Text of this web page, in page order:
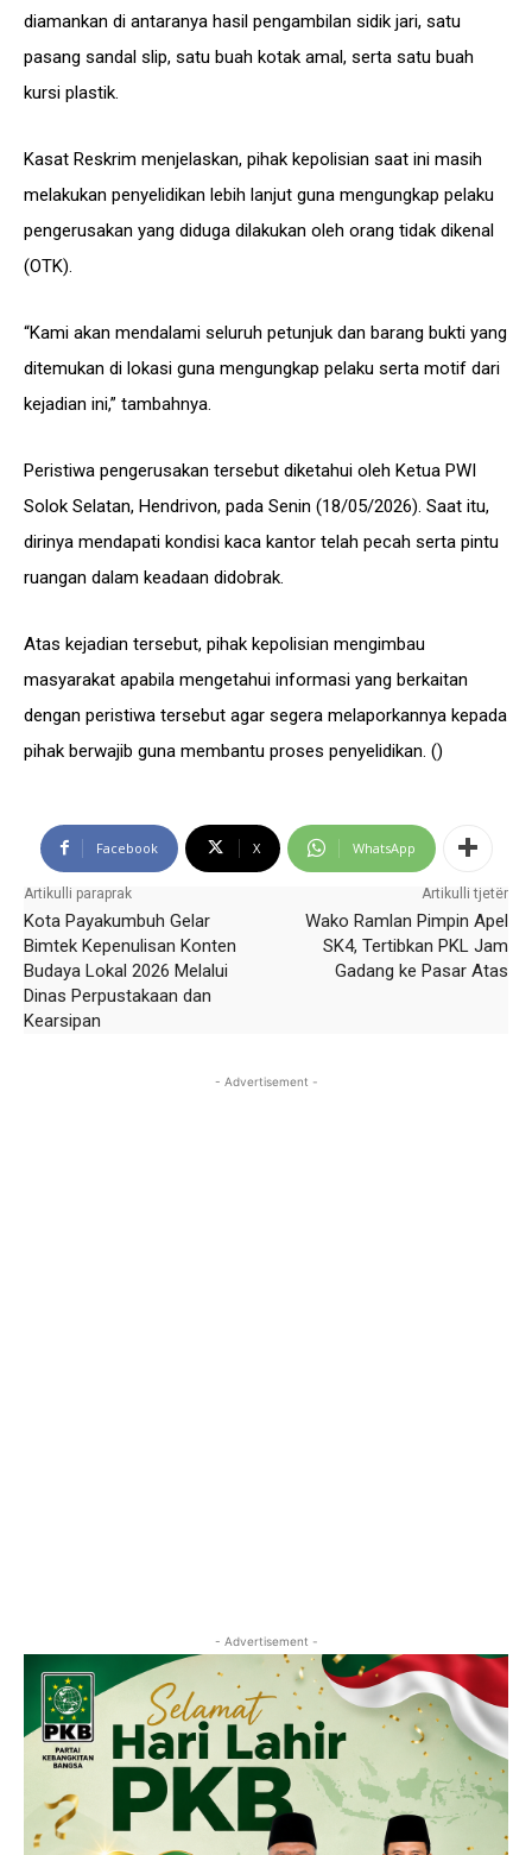
diamankan di antaranya hasil pengambilan sidik jari, satu
pasang sandal slip, satu buah kotak amal, serta satu buah
kursi plastik.
Kasat Reskrim menjelaskan, pihak kepolisian saat ini masih
melakukan penyelidikan lebih lanjut guna mengungkap pelaku
pengerusakan yang diduga dilakukan oleh orang tidak dikenal
(OTK).
“Kami akan mendalami seluruh petunjuk dan barang bukti yang
ditemukan di lokasi guna mengungkap pelaku serta motif dari
kejadian ini,” tambahnya.
Peristiwa pengerusakan tersebut diketahui oleh Ketua PWI
Solok Selatan, Hendrivon, pada Senin (18/05/2026). Saat itu,
dirinya mendapati kondisi kaca kantor telah pecah serta pintu
ruangan dalam keadaan didobrak.
Atas kejadian tersebut, pihak kepolisian mengimbau
masyarakat apabila mengetahui informasi yang berkaitan
dengan peristiwa tersebut agar segera melaporkannya kepada
pihak berwajib guna membantu proses penyelidikan. ()
Facebook X WhatsApp
Artikulli paraprak
Kota Payakumbuh Gelar
Bimtek Kepenulisan Konten
Budaya Lokal 2026 Melalui
Dinas Perpustakaan dan
Kearsipan
Artikulli tjetër
Wako Ramlan Pimpin Apel
SK4, Tertibkan PKL Jam
Gadang ke Pasar Atas
- Advertisement -
- Advertisement -